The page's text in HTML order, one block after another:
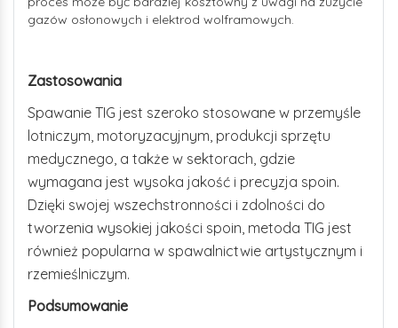
gazów osłonowych i elektrod wolframowych.
Zastosowania
Spawanie TIG jest szeroko stosowane w przemyśle
lotniczym, motoryzacyjnym, produkcji sprzętu
medycznego, a także w sektorach, gdzie
wymagana jest wysoka jakość i precyzja spoin.
Dzięki swojej wszechstronności i zdolności do
tworzenia wysokiej jakości spoin, metoda TIG jest
również popularna w spawalnictwie artystycznym i
rzemieślniczym.
Podsumowanie